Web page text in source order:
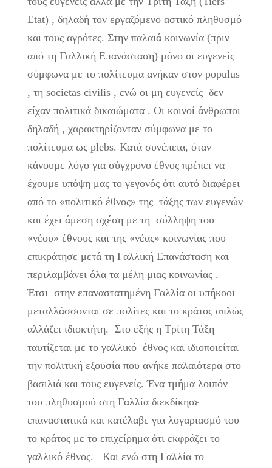
Etat) , δηλαδή τον εργαζόμενο αστικό πληθυσμό
και τους αγρότες. Στην παλαιά κοινωνία (πριν
από τη Γαλλική Επανάσταση) μόνο οι ευγενείς
σύμφωνα με το πολίτευμα ανήκαν στον populus
, τη societas civilis , ενώ οι μη ευγενείς δεν
είχαν πολιτικά δικαιώματα . Οι κοινοί άνθρωποι
δηλαδή , χαρακτηρίζονταν σύμφωνα με το
πολίτευμα ως plebs. Κατά συνέπεια, όταν
κάνουμε λόγο για σύγχρονο έθνος πρέπει να
έχουμε υπόψη μας το γεγονός ότι αυτό διαφέρει
από το «πολιτικό έθνος» της τάξης των ευγενών
και έχει άμεση σχέση με τη σύλληψη του
«νέου» έθνους και της «νέας» κοινωνίας που
επικράτησε μετά τη Γαλλική Επανάσταση και
περιλαμβάνει όλα τα μέλη μιας κοινωνίας .
Έτσι στην επαναστατημένη Γαλλία οι υπήκοοι
μεταλλάσσονται σε πολίτες και το κράτος απλώς
αλλάζει ιδιοκτήτη. Στο εξής η Τρίτη Τάξη
ταυτίζεται με το γαλλικό έθνος και ιδιοποιείται
την πολιτική εξουσία που ανήκε παλαιότερα στο
βασιλιά και τους ευγενείς. Ένα τμήμα λοιπόν
του πληθυσμού στη Γαλλία διεκδίκησε
επαναστατικά και κατέλαβε για λογαριασμό του
το κράτος με το επιχείρημα ότι εκφράζει το
γαλλικό έθνος. Και ενώ στη Γαλλία το